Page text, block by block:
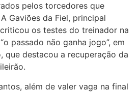
pelos torcedores que
Gaviões da Fiel, principal
os testes do treinador na
passado não ganha jogo”, em
que destacou a recuperação da
além de valer vaga na final